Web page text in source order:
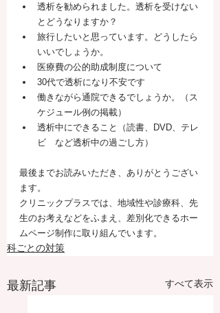
透析を勧められました。透析を受けない
とどうなりますか？
旅行したいと思っています。どうしたら
いいでしょうか。
医療費の公的助成制度について
30代で透析になり不安です
働きながら通院できるでしょうか。（ス
ケジュール例の掲載）
透析中にできること（読書、DVD、テレ
ビ　など透析中の過ごし方）
最後までお読みいただき、ありがとうござい
ます。
クリニックプラスでは、地域性や診療科、先
生のお考えなどをふまえ、差別化できるホー
ムページ制作に取り組んでいます。
科ごとの対策
最新記事 すべて表示